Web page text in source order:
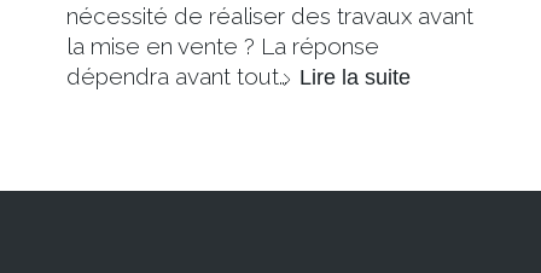
nécessité de réaliser des travaux avant
la mise en vente ? La réponse
dépendra avant tout… Lire la suite